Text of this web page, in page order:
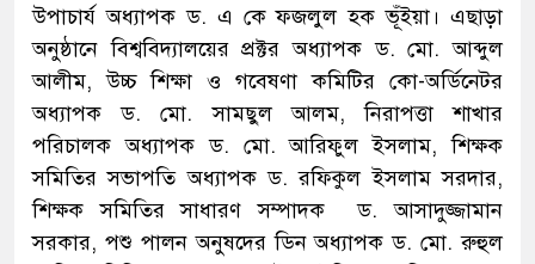
উপাচার্য অধ্যাপক ড. এ কে ফজলুল হক ভূঁইয়া। এছাড়া
অনুষ্ঠানে বিশ্ববিদ্যালয়ের প্রক্টর অধ্যাপক ড. মো. আব্দুল
আলীম, উচ্চ শিক্ষা ও গবেষণা কমিটির কো-অর্ডিনেটর
অধ্যাপক ড. মো. সামছুল আলম, নিরাপত্তা শাখার
পরিচালক অধ্যাপক ড. মো. আরিফুল ইসলাম, শিক্ষক
সমিতির সভাপতি অধ্যাপক ড. রফিকুল ইসলাম সরদার,
শিক্ষক সমিতির সাধারণ সম্পাদক ড. আসাদুজ্জামান
সরকার, পশু পালন অনুষদের ডিন অধ্যাপক ড. মো. রুহুল